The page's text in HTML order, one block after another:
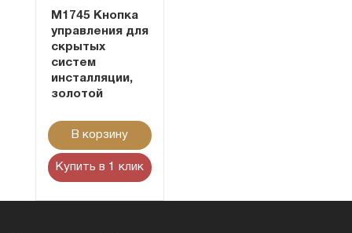
M1745 Кнопка
управления для
скрытых
систем
инсталляции,
золотой
В корзину
Купить в 1 клик